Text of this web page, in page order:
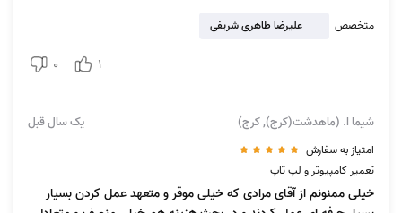
متخصص علیرضا طاهری شریفی
1
0
شیما ا. (ماهدشت(کرج), کرج) یک سال قبل
امتیاز به سفارش
تعمیر کامپیوتر و لپ تاپ
خیلی ممنونم از آقای مرادی که خیلی موقر و متعهد عمل کردن بسیار